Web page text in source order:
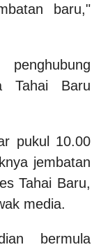
baru,"
Tahai Baru
pukul 10.00
jembatan
Tahai Baru,
media.
bermula